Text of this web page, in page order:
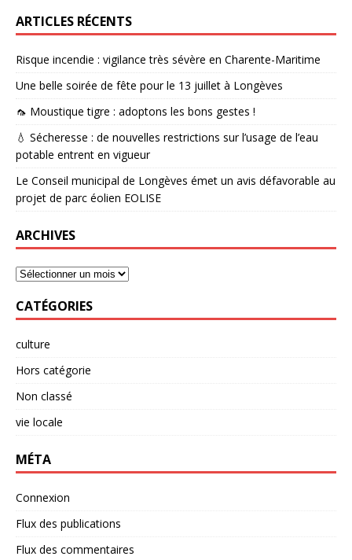
ARTICLES RÉCENTS
Risque incendie : vigilance très sévère en Charente-Maritime
Une belle soirée de fête pour le 13 juillet à Longèves
🦟 Moustique tigre : adoptons les bons gestes !
💧 Sécheresse : de nouvelles restrictions sur l’usage de l’eau
potable entrent en vigueur
Le Conseil municipal de Longèves émet un avis défavorable au
projet de parc éolien EOLISE
ARCHIVES
CATÉGORIES
culture
Hors catégorie
Non classé
vie locale
MÉTA
Connexion
Flux des publications
Flux des commentaires